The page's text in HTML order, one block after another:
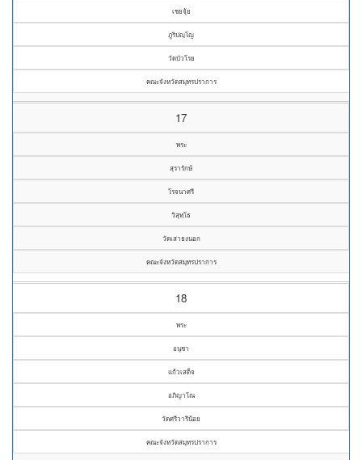
เชยจุ้ย
ภูริปญฺโญ
วัดบัวโรย
คณะจังหวัดสมุทรปราการ
17
พระ
สุรารักษ์
โรจนาศรี
วิสุทฺโธ
วัดเสาธงนอก
คณะจังหวัดสมุทรปราการ
18
พระ
อนุชา
แก้วเสด็จ
อภิญาโณ
วัดศรีวารีน้อย
คณะจังหวัดสมุทรปราการ